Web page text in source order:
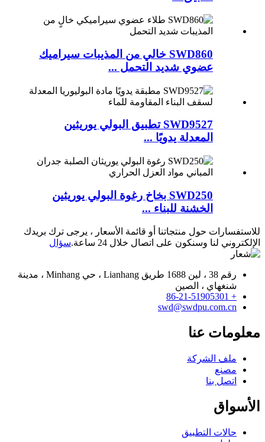
SWD860 خالي من المذيبات سيراميك
عضوي شديد التحمل ...
SWD9527 تطبيق البولي يوريثين
المعدلة يدويًا ...
SWD250 بخاخ رغوة البولي يوريثين
الخشنة للبناء ...
للاستفسارات حول منتجاتنا أو قائمة الأسعار ، يرجى ترك بريدك
الإلكتروني لنا وسنكون على اتصال خلال 24 ساعة.
سؤال
رقم 38 ، لين 1688 طريق Lianhang ، حي Minhang ، مدينة
شنغهاي ، الصين
+ 86-21-51905301
swd@swdpu.com.cn
معلومات عنا
ملف الشركة
مصنع
اتصل بنا
الأسواق
حالات التطبيق